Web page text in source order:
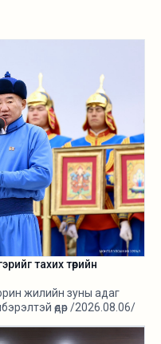
тахих төрийн
жилийн зуны адаг
өдөр /2026.08.06/